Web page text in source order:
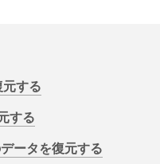
する
する
ータを復元する